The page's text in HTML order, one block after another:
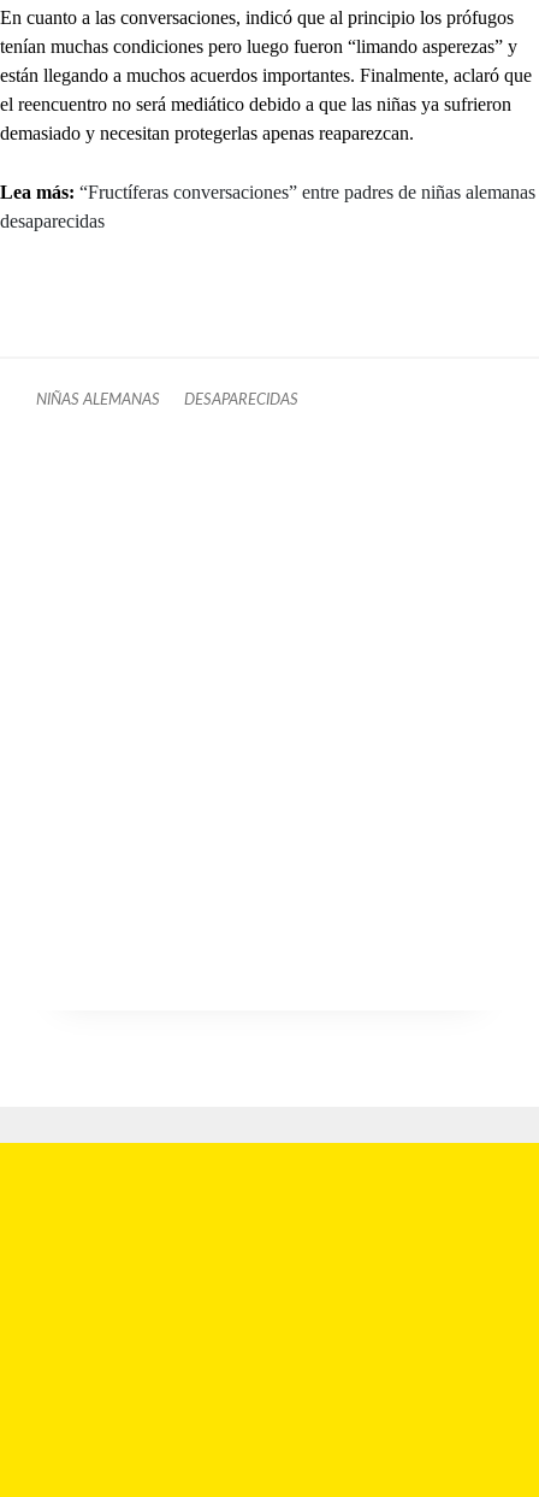
En cuanto a las conversaciones, indicó que al principio los prófugos
tenían muchas condiciones pero luego fueron “limando asperezas” y
están llegando a muchos acuerdos importantes. Finalmente, aclaró que
el reencuentro no será mediático debido a que las niñas ya sufrieron
demasiado y necesitan protegerlas apenas reaparezcan.
Lea más: “Fructíferas conversaciones” entre padres de niñas alemanas
desaparecidas
NIÑAS ALEMANAS DESAPARECIDAS